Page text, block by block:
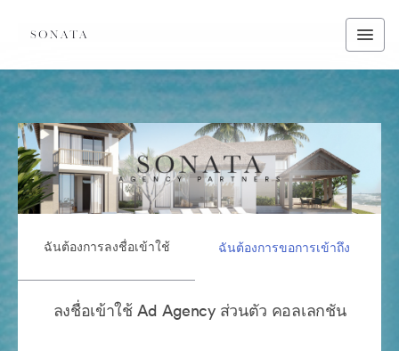
ฉันต้องการลงชื่อเข้าใช้ ฉันต้องการขอการเข้าถึง
ลงชื่อเข้าใช้ Ad Agency ส่วนตัว คอลเลกชัน